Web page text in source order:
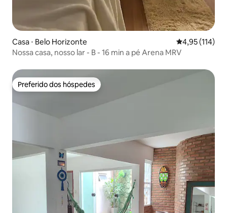
Casa ⋅ Belo Horizonte 4,95 de uma
4,95 (114)
Nossa casa, nosso lar - B - 16 min a pé Arena MRV
Preferido dos hóspedes
Preferido dos hóspedes